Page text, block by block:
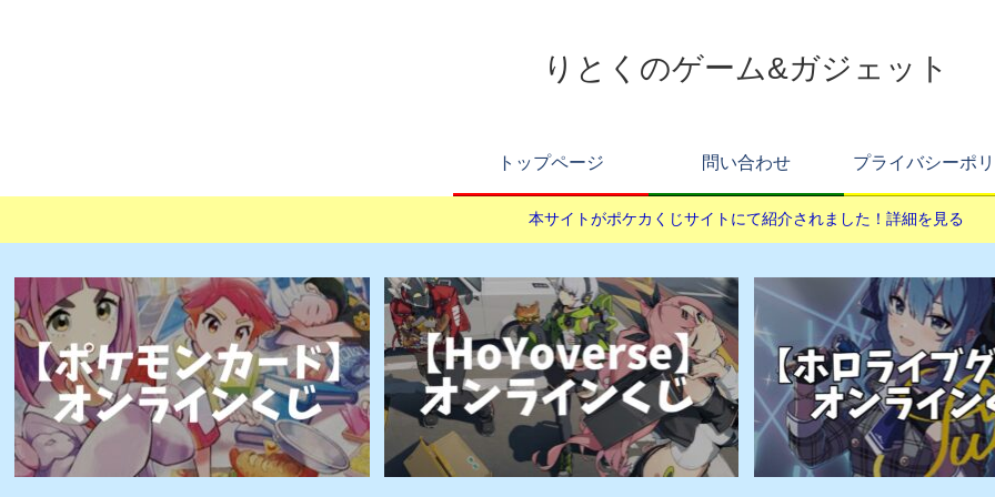
りとくのゲーム&ガジェット
トップページ 問い合わせ プライバシーポ
本サイトがポケカくじサイトにて紹介されました！詳細を見る